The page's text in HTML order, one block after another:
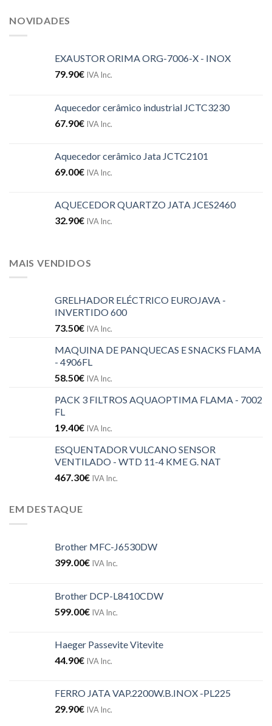
NOVIDADES
EXAUSTOR ORIMA ORG-7006-X - INOX
79.90€ IVA Inc.
Aquecedor cerâmico industrial JCTC3230
67.90€ IVA Inc.
Aquecedor cerâmico Jata JCTC2101
69.00€ IVA Inc.
AQUECEDOR QUARTZO JATA JCES2460
32.90€ IVA Inc.
MAIS VENDIDOS
GRELHADOR ELÉCTRICO EUROJAVA -
INVERTIDO 600
73.50€ IVA Inc.
MAQUINA DE PANQUECAS E SNACKS FLAMA
- 4906FL
58.50€ IVA Inc.
PACK 3 FILTROS AQUAOPTIMA FLAMA - 7002
FL
19.40€ IVA Inc.
ESQUENTADOR VULCANO SENSOR
VENTILADO - WTD 11-4 KME G. NAT
467.30€ IVA Inc.
EM DESTAQUE
Brother MFC-J6530DW
399.00€ IVA Inc.
Brother DCP-L8410CDW
599.00€ IVA Inc.
Haeger Passevite Vitevite
44.90€ IVA Inc.
FERRO JATA VAP.2200W.B.INOX -PL225
29.90€ IVA Inc.